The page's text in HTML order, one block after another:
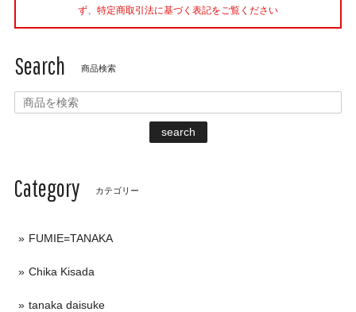
ず、特定商取引法に基づく表記をご覧ください
Search 商品検索
search
Category カテゴリー
FUMIE=TANAKA
Chika Kisada
tanaka daisuke